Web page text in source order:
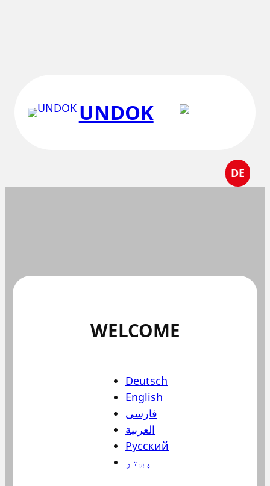
содержимому UNDOK
DE
WELCOME
Deutsch
English
فارسی
العربية
Русский
پښتو